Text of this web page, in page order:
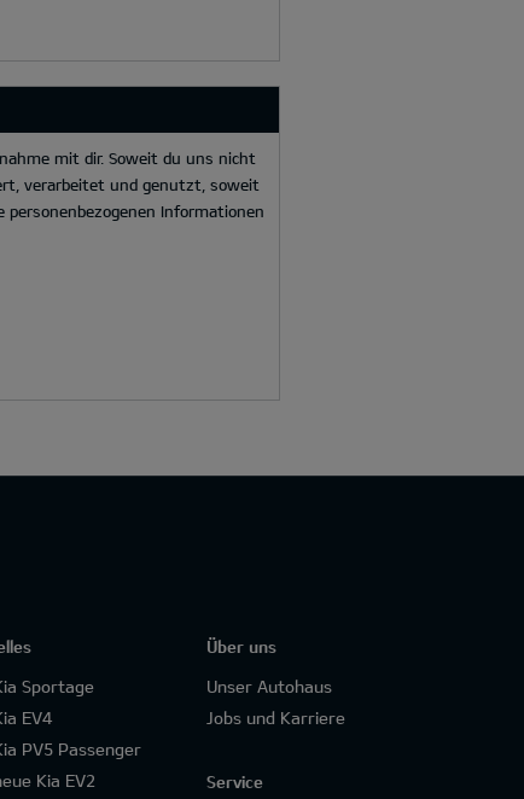
mit dir. Soweit du uns nicht
verarbeitet und genutzt, soweit
Informationen
Sportage
EV4
PV5 Passenger
Kia EV2
Über uns
Unser Autohaus
Jobs und Karriere
Service